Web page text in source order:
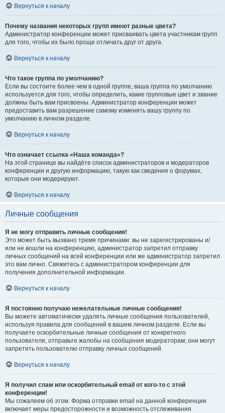
Вернуться к началу
Почему названия некоторых групп имеют разные цвета?
Администратор конференции может присваивать цвета участникам групп
для того, чтобы их было проще отличать друг от друга.
Вернуться к началу
Что такое группа по умолчанию?
Если вы состоите более чем в одной группе, ваша группа по умолчанию
используется для того, чтобы определить, какие групповые цвет и звание
должны быть вам присвоены. Администратор конференции может
предоставить вам разрешение самому изменять вашу группу по
умолчанию в личном разделе.
Вернуться к началу
Что означает ссылка «Наша команда»?
На этой странице вы найдёте список администраторов и модераторов
конференции и другую информацию, такую как сведения о форумах,
которые они модерируют.
Вернуться к началу
Личные сообщения
Я не могу отправить личные сообщения!
Это может быть вызвано тремя причинами: вы не зарегистрированы и/
или не вошли на конференцию, администратор запретил отправку
личных сообщений на всей конференции или же администратор запретил
это вам лично. Свяжитесь с администратором конференции для
получения дополнительной информации.
Вернуться к началу
Я постоянно получаю нежелательные личные сообщения!
Вы можете автоматически удалять личные сообщения пользователей,
используя правила для сообщений в вашем личном разделе. Если вы
получаете оскорбительные личные сообщения от конкретного
пользователя, отправьте жалобы на сообщения модераторам; они могут
запретить пользователю отправку личных сообщений.
Вернуться к началу
Я получил спам или оскорбительный email от кого-то с этой
конференции!
Мы сожалеем об этом. Форма отправки email на данной конференции
включает меры предосторожности и возможность отслеживания